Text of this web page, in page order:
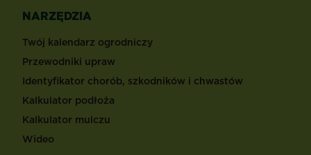
NARZĘDZIA
Twój kalendarz ogrodniczy
Przewodniki upraw
Identyfikator chorób, szkodników i chwastów
Kalkulator podłoża
Kalkulator mulczu
Wideo